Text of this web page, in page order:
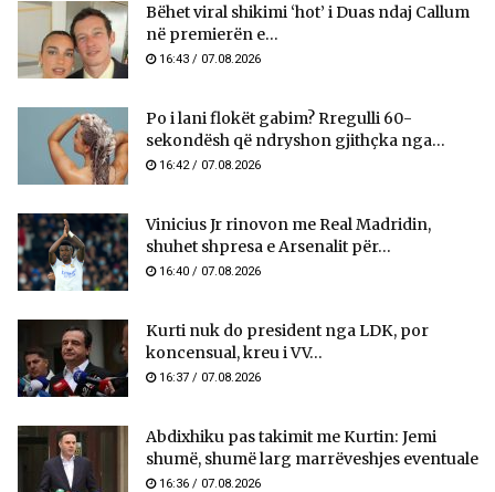
Bëhet viral shikimi ‘hot’ i Duas ndaj Callum
në premierën e...
16:43 / 07.08.2026
Po i lani flokët gabim? Rregulli 60-
sekondësh që ndryshon gjithçka nga...
16:42 / 07.08.2026
Vinicius Jr rinovon me Real Madridin,
shuhet shpresa e Arsenalit për...
16:40 / 07.08.2026
Kurti nuk do president nga LDK, por
koncensual, kreu i VV...
16:37 / 07.08.2026
Abdixhiku pas takimit me Kurtin: Jemi
shumë, shumë larg marrëveshjes eventuale
16:36 / 07.08.2026